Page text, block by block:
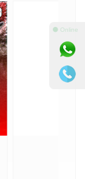
⚫ Online